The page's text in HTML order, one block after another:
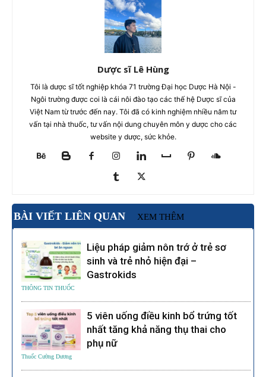
Dược sĩ Lê Hùng
Tôi là dược sĩ tốt nghiệp khóa 71 trường Đại học Dược Hà Nội -
Ngôi trường được coi là cái nôi đào tạo các thế hệ Dược sĩ của
Việt Nam từ trước đến nay. Tôi đã có kinh nghiệm nhiều năm tư
vấn tại nhà thuốc, tư vấn nội dung chuyên môn y dược cho các
website y dược, sức khỏe.
BÀI VIẾT LIÊN QUAN XEM THÊM
THÔNG TIN THUỐC
Liệu pháp giảm nôn trớ ở trẻ sơ
sinh và trẻ nhỏ hiện đại –
Gastrokids
Thuốc Cường Dương
5 viên uống điều kinh bổ trứng tốt
nhất tăng khả năng thụ thai cho
phụ nữ